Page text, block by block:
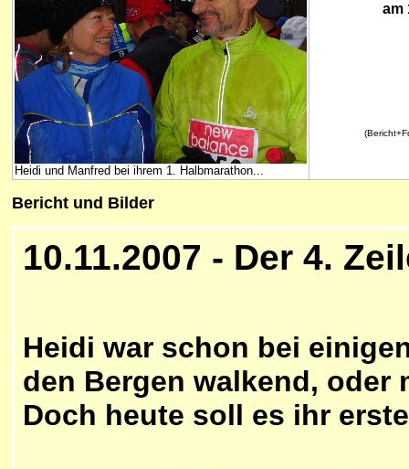
Heidi und Manfred bei ihrem 1. Halbmarathon...
am
Bericht und Bilder
10.11.2007 - Der 4.
Heidi war schon bei
den Bergen walkend, oder
Doch heute soll es ihr